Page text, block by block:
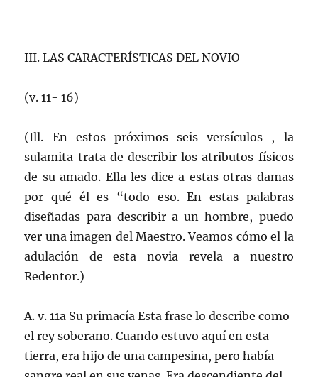
III. LAS CARACTERÍSTICAS DEL NOVIO
(v. 11- 16)
(Ill. En estos próximos seis versículos , la
sulamita trata de describir los atributos físicos
de su amado. Ella les dice a estas otras damas
por qué él es “todo eso. En estas palabras
diseñadas para describir a un hombre, puedo
ver una imagen del Maestro. Veamos cómo el la
adulación de esta novia revela a nuestro
Redentor.)
A. v. 11a Su primacía Esta frase lo describe como
el rey soberano. Cuando estuvo aquí en esta
tierra, era hijo de una campesina, pero había